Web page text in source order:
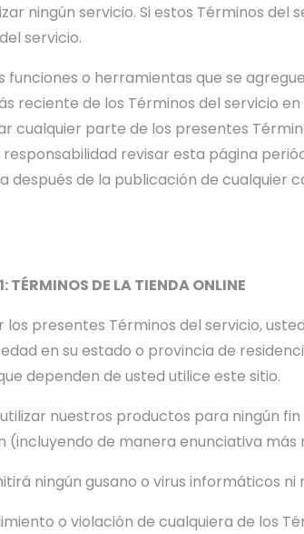
ningún servicio. Si estos Términos
servicio.
funciones o herramientas que se
reciente de los Términos del servicio
cualquier parte de los presentes
responsabilidad revisar esta página
después de la publicación de cualquier
TÉRMINOS DE LA TIENDA ONLINE
presentes Términos del servicio,
en su estado o provincia de
dependen de usted utilice este sitio.
nuestros productos para ningún
(incluyendo de manera enunciativa
ningún gusano o virus informáticos
o violación de cualquiera de los